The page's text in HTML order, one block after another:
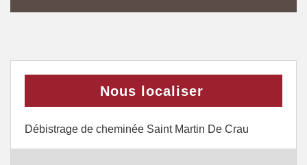
Nous localiser
Débistrage de cheminée Saint Martin De Crau